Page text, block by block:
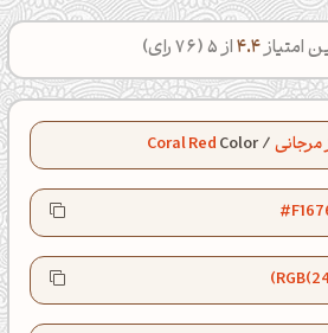
امتیاز4.4از 5 ( 76رای)
مرجانی/
Color
Coral Red